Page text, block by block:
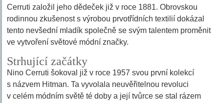
Cerruti založil jeho dědeček již v roce 1881. Obrovskou
rodinnou zkušenost s výrobou prvotřídních textilií dokázal
tento nevšední mladík společně se svým talentem proměnit
ve vytvoření světové módní značky.
Strhující začátky
Nino Cerruti šokoval již v roce 1957 svou první kolekcí
s názvem Hitman. Ta vyvolala neuvěřitelnou revoluci
v celém módním světě té doby a její tvůrce se stal rázem